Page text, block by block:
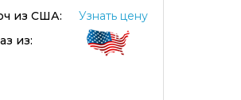
из США:
Узнать цену
из: